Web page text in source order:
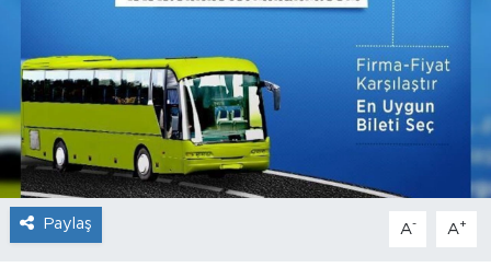
Paylaş A- A+
Spor
Teknoloji